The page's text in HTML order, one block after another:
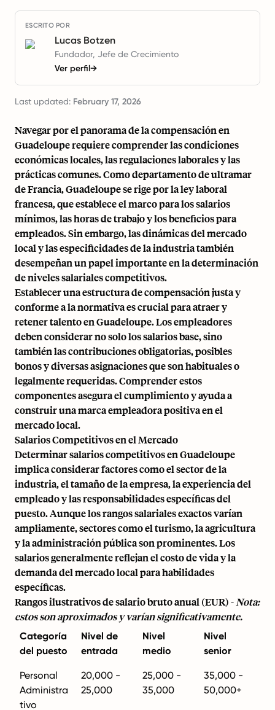
ESCRITO POR
Lucas Botzen
Fundador, Jefe de Crecimiento
Ver perfil→
Last updated: February 17, 2026
Navegar por el panorama de la compensación en
Guadeloupe requiere comprender las condiciones
económicas locales, las regulaciones laborales y las
prácticas comunes. Como departamento de ultramar
de Francia, Guadeloupe se rige por la ley laboral
francesa, que establece el marco para los salarios
mínimos, las horas de trabajo y los beneficios para
empleados. Sin embargo, las dinámicas del mercado
local y las especificidades de la industria también
desempeñan un papel importante en la determinación
de niveles salariales competitivos.
Establecer una estructura de compensación justa y
conforme a la normativa es crucial para atraer y
retener talento en Guadeloupe. Los empleadores
deben considerar no solo los salarios base, sino
también las contribuciones obligatorias, posibles
bonos y diversas asignaciones que son habituales o
legalmente requeridas. Comprender estos
componentes asegura el cumplimiento y ayuda a
construir una marca empleadora positiva en el
mercado local.
Salarios Competitivos en el Mercado
Determinar salarios competitivos en Guadeloupe
implica considerar factores como el sector de la
industria, el tamaño de la empresa, la experiencia del
empleado y las responsabilidades específicas del
puesto. Aunque los rangos salariales exactos varían
ampliamente, sectores como el turismo, la agricultura
y la administración pública son prominentes. Los
salarios generalmente reflejan el costo de vida y la
demanda del mercado local para habilidades
específicas.
Rangos ilustrativos de salario bruto anual (EUR) - Nota:
estos son aproximados y varían significativamente.
Categoría
del puesto
Nivel de
entrada
Nivel
medio
Nivel
senior
Personal
Administra
tivo
20,000 -
25,000
25,000 -
35,000
35,000 -
50,000+